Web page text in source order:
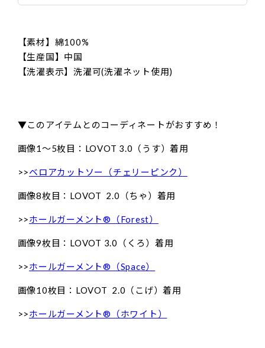
【素材】綿100%
【生産国】中国
【洗濯表示】洗濯可(洗濯ネット使用)
▼このアイテムとのコーディネートがおすすめ！
画像1〜5枚目： LOVOT 3.0（うす）着用
>>ベロアカットソー （チェリーピンク）
画像8枚目：LOVOT 2.0（ちゃ）着用
>>ホールガーメント®（Forest）
画像9枚目：LOVOT 3.0（くろ）着用
>>ホールガーメント®（Space）
画像10枚目：LOVOT 2.0（こげ）着用
>>ホールガーメント®（ホワイト）